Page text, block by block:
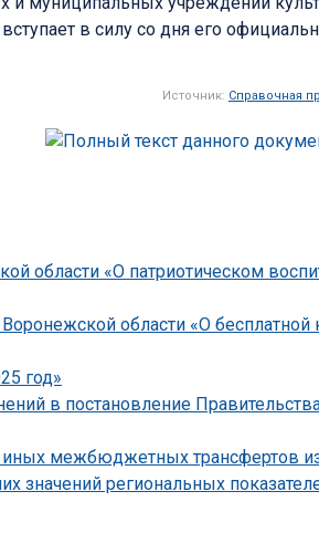
в силу со дня его
Источник: Справочная
области «О патриотическом
области «О
год»
в постановление
иных межбюджетных трансфертов
региональных